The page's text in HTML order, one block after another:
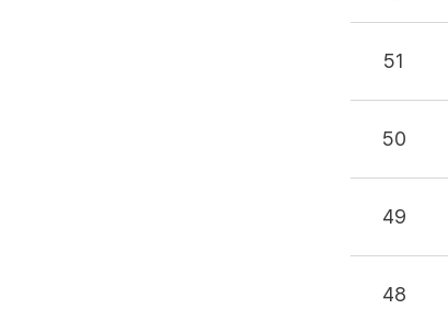
51
50
49
48